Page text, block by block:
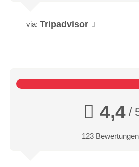
via: Tripadvisor
4,4/
123 Bewertungen